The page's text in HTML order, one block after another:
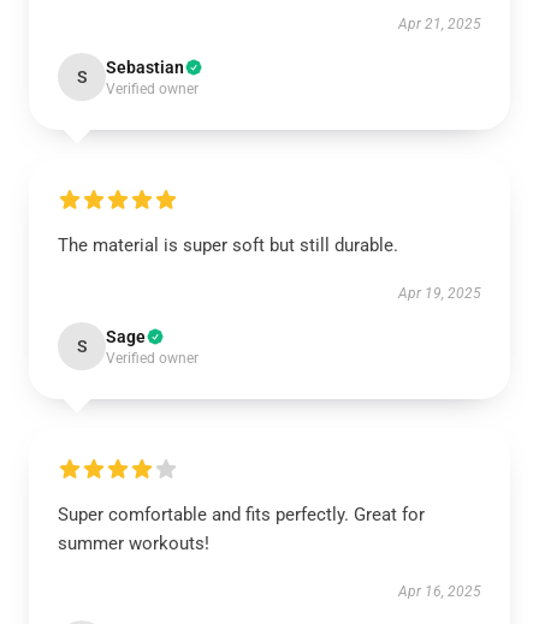
Apr 21, 2025
S Sebastian
Verified owner
The material is super soft but still durable.
Apr 19, 2025
S Sage
Verified owner
Super comfortable and fits perfectly. Great for
summer workouts!
Apr 16, 2025